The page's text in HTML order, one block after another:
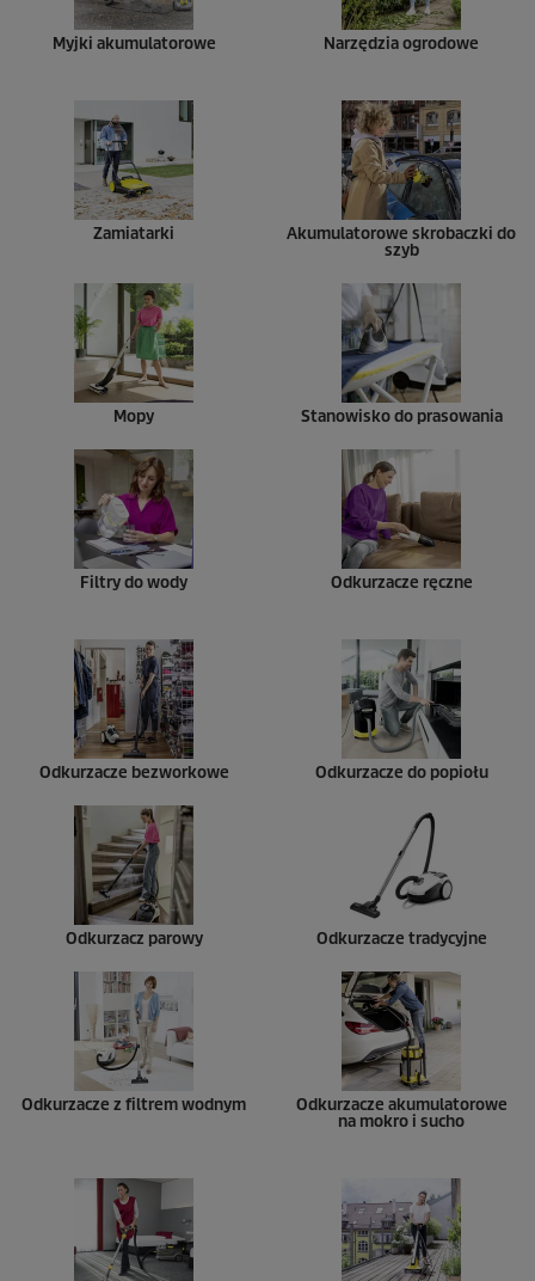
Myjki akumulatorowe Narzędzia ogrodowe
Zamiatarki
Akumulatorowe skrobaczki do
szyb
Mopy Stanowisko do prasowania
Filtry do wody Odkurzacze ręczne
Odkurzacze bezworkowe Odkurzacze do popiołu
Odkurzacz parowy Odkurzacze tradycyjne
Odkurzacze z filtrem wodnym
Odkurzacze akumulatorowe
na mokro i sucho